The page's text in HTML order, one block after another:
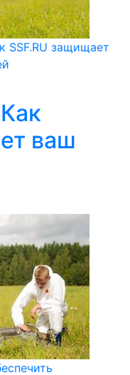
SSF.RU защищает
ваш